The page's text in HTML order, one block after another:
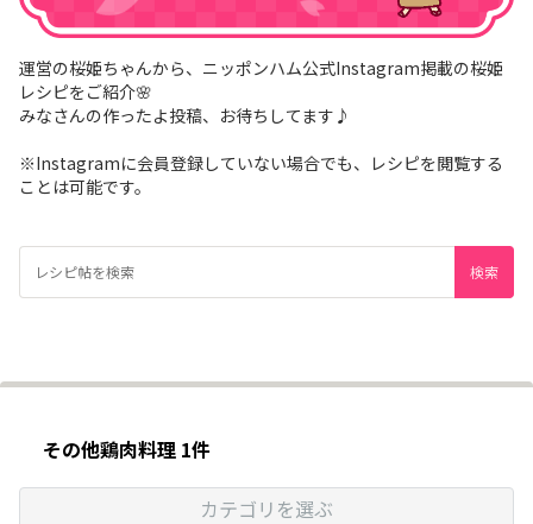
運営の桜姫ちゃんから、ニッポンハム公式Instagram掲載の桜姫
レシピをご紹介🌸
みなさんの作ったよ投稿、お待ちしてます♪
※Instagramに会員登録していない場合でも、レシピを閲覧する
ことは可能です。
その他鶏肉料理 1件
カテゴリを選ぶ